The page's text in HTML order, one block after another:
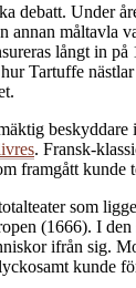
debatt. Under
annan
långt in
Tartuffe
. Fransk-
som
(1666). I
ifrån sig.
kunde